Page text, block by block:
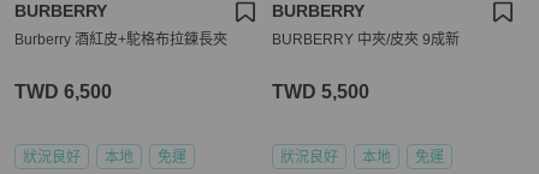
BURBERRY
Burberry 酒紅皮+駝格布拉鍊長夾
TWD 6,500
狀況良好 本地 免運
BURBERRY
BURBERRY 中夾/皮夾 9成新
TWD 5,500
狀況良好 本地 免運